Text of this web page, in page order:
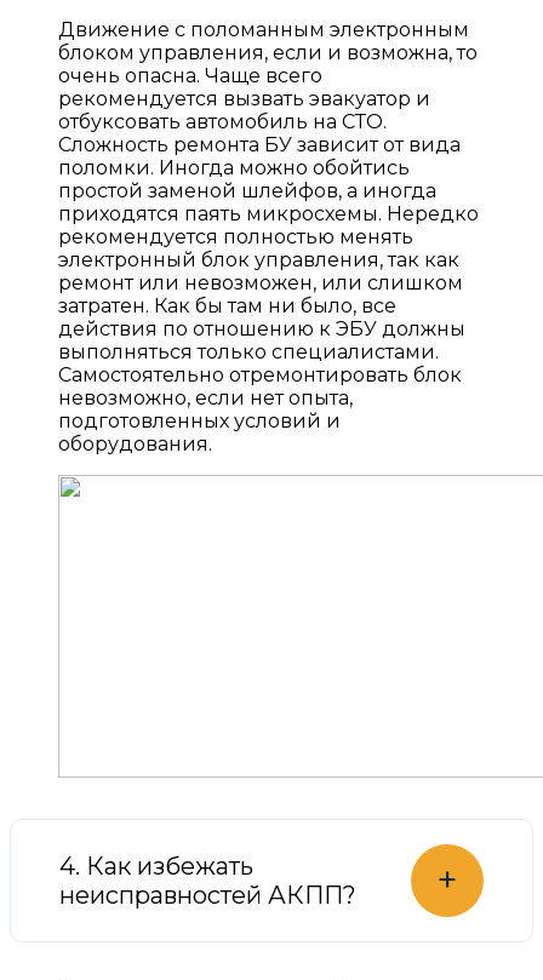
Движение с поломанным электронным
блоком управления, если и возможна, то
очень опасна. Чаще всего
рекомендуется вызвать эвакуатор и
отбуксовать автомобиль на СТО.
Сложность ремонта БУ зависит от вида
поломки. Иногда можно обойтись
простой заменой шлейфов, а иногда
приходятся паять микросхемы. Нередко
рекомендуется полностью менять
электронный блок управления, так как
ремонт или невозможен, или слишком
затратен. Как бы там ни было, все
действия по отношению к ЭБУ должны
выполняться только специалистами.
Самостоятельно отремонтировать блок
невозможно, если нет опыта,
подготовленных условий и
оборудования.
4. Как избежать
неисправностей АКПП?
+